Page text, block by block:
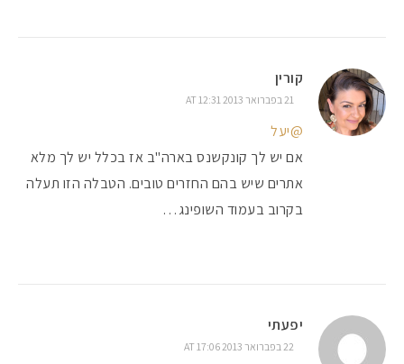
קורין
21 בפברואר 2013 AT 12:31
@יעל
אם יש לך קונקשנס בארה"ב אז בכלל יש לך מלא
אתרים שיש בהם החזרים טובים. הטבלה הזו תעלה
בקרוב בעמוד השופינג…
יפעתי
22 בפברואר 2013 AT 17:06